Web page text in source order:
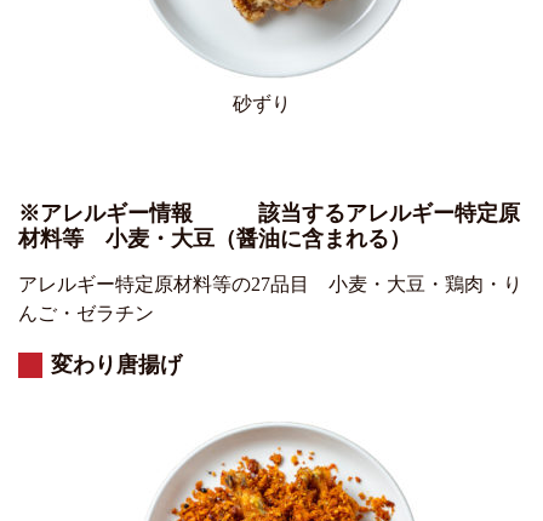
砂ずり
※アレルギー情報 該当するアレルギー特定原
材料等 小麦・大豆（醤油に含まれる）
アレルギー特定原材料等の27品目 小麦・大豆・鶏肉・り
んご・ゼラチン
変わり唐揚げ